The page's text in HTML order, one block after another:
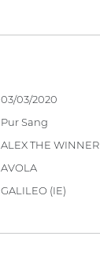
03/03/2020
Pur Sang
ALEX THE WINNER
AVOLA
GALILEO (IE)